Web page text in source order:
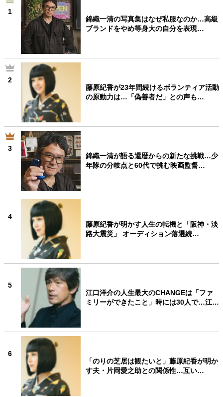
社会・カルチャー・マネー
地域とつながる/お金との付き合い方
1
錦織一清の写真集はなぜ私服なのか…高級
ブランドをやめ等身大の自分を表現…
2
藤原紀香が23年間続けるボランティア活動
の原動力は…「偽善者だ」との声も…
3
錦織一清が語る還暦からの新たな挑戦…少
年隊の分岐点と60代で挑む映画監督…
4
藤原紀香が明かす人生の転機と「阪神・淡
路大震災」 オーディション落選続…
5
江口洋介の人生最大のCHANGEは「ファ
ミリーができたこと」時には30人で…江…
6
「のりの芝居は観たいと」藤原紀香が明か
す夫・片岡愛之助との関係性…互い…